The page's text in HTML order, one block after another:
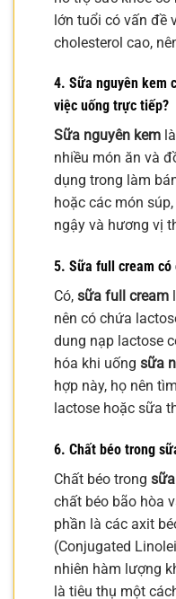
lớn tuổi có vấn đề
cholesterol cao,
4. Sữa nguyên kem
việc uống trực tiếp?
Sữa nguyên kem
nhiều món ăn và
dụng trong làm
hoặc các món
ngậy và hương vị
5. Sữa full cream
Có, sữa full cream
nên có chứa
dung nạp lactose
hóa khi uống sữa
hợp này, họ nên
lactose hoặc sữa
6. Chất béo trong
Chất béo trong
chất béo bão hòa
phần là các axit
(Conjugated
nhiên hàm lượng
là tiêu thụ một